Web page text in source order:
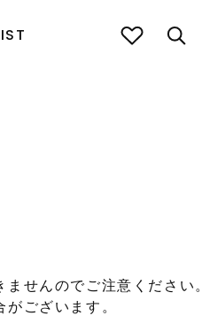
せんのでご注意ください。
ございます。